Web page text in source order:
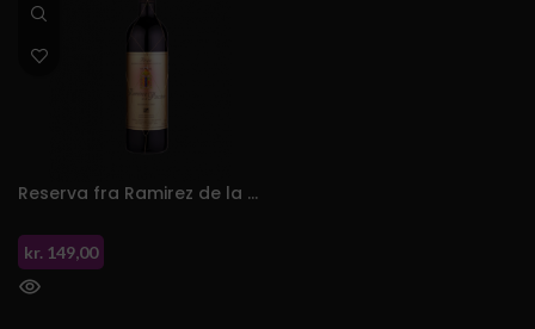
Reserva fra Ramirez de la Piscina
kr. 149,00